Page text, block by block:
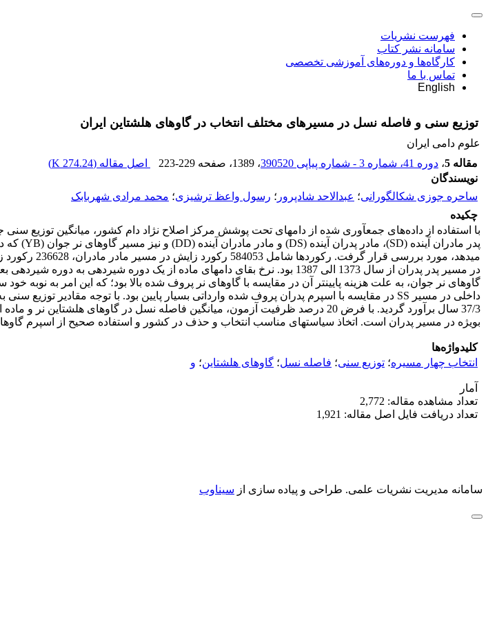
فهرست نشریات
سامانه نشر کتاب
کارگاه‌ها و دوره‌های آموزشی تخصصی
تماس با ما
English
توزیع سنی و فاصله نسل در مسیرهای مختلف انتخاب در گاوهای هلشتاین ایران
علوم دامی ایران
مقاله 5
، دوره 41، شماره 3 - شماره پیاپی 390520 ، 1389 ، صفحه 223-229 اصل مقاله (274.24 K
)
نویسندگان
ساحره جوزی شکالگورانی؛ عبدالاحد شادپرور ؛ رسول واعظ ترشیزی؛ محمد مرادی شهربابک
چکیده
بویژه در مسیر پدران است. اتخاذ سیاست‎های مناسب انتخاب و حذف در کشور و استفاده صحیح از اسپرم گاوهای نر جوان ضروری به نظر می‎رسد.
کلیدواژه‌ها
انتخاب چهار مسیره؛ توزیع سنی؛ فاصله نسل؛ گاوهای هلشتاین؛ و
آمار
تعداد مشاهده مقاله: 2,772
تعداد دریافت فایل اصل مقاله: 1,921
سامانه مدیریت نشریات علمی. طراحی و پیاده سازی از سیناوب